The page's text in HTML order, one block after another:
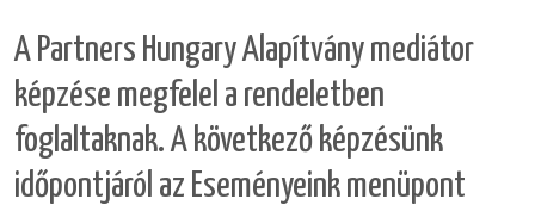
A Partners Hungary Alapítvány mediátor
képzése megfelel a rendeletben
foglaltaknak. A következő képzésünk
időpontjáról az Eseményeink menüpont